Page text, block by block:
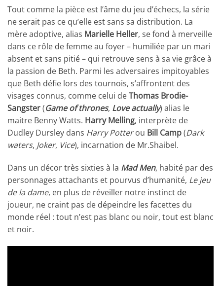
Tout comme la pièce est l’âme du jeu d’échecs, la série
ne serait pas ce qu’elle est sans sa distribution. La
mère adoptive, alias Marielle Heller, se fond à merveille
dans ce rôle de femme au foyer – humiliée par un mari
absent et sans pitié – qui retrouve sens à sa vie grâce à
la passion de Beth. Parmi les adversaires impitoyables
que Beth défie lors des tournois, s’affrontent des
visages connus, comme celui deThomas Brodie-
Sangster(Game of thrones, Love actually) alias le
maitre Benny Watts. Harry Melling, interprète de
Dudley Dursley dans Harry Potterou Bill Camp(Dark
waters, Joker, Vice), incarnation de Mr.Shaibel.
Dans un décor très sixties à la Mad Men, habité par des
personnages attachants et pourvus d’humanité, Le jeu
de la dame, en plus de réveiller notre instinct de
joueur, ne craint pas de dépeindre les facettes du
monde réel : tout n’est pas blanc ou noir, tout est blanc
et noir.